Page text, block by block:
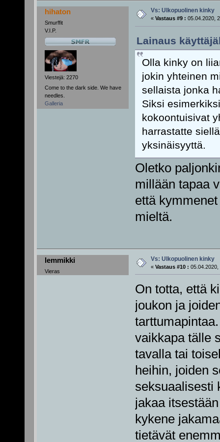
hihaton
Smurffit
V.I.P.
Viestejä: 2270
Come to the dark side. We have
needles.
Galleria
Vs: Ulkopuolinen kinky
« Vastaus #9 : 05.04.2020,
Lainaus
Olla kinky on
jokin yhteinen
sellaista jonka
Siksi
kokoontuisivat
harrastatte
yksinäisyyttä.
Oletko
millään tapaa
että
mieltä.
lemmikki
Vieras
Vs: Ulkopuolinen kinky
« Vastaus #10 : 05.04.2020,
On totta, että
joukon ja
vaikkapa tälle
tavalla tai
heihin, joiden
seksuaalisesti
jakaa
kykene
tietävät